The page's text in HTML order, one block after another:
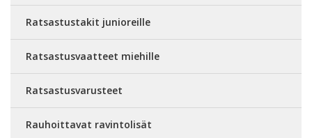
Ratsastustakit junioreille
Ratsastusvaatteet miehille
Ratsastusvarusteet
Rauhoittavat ravintolisät